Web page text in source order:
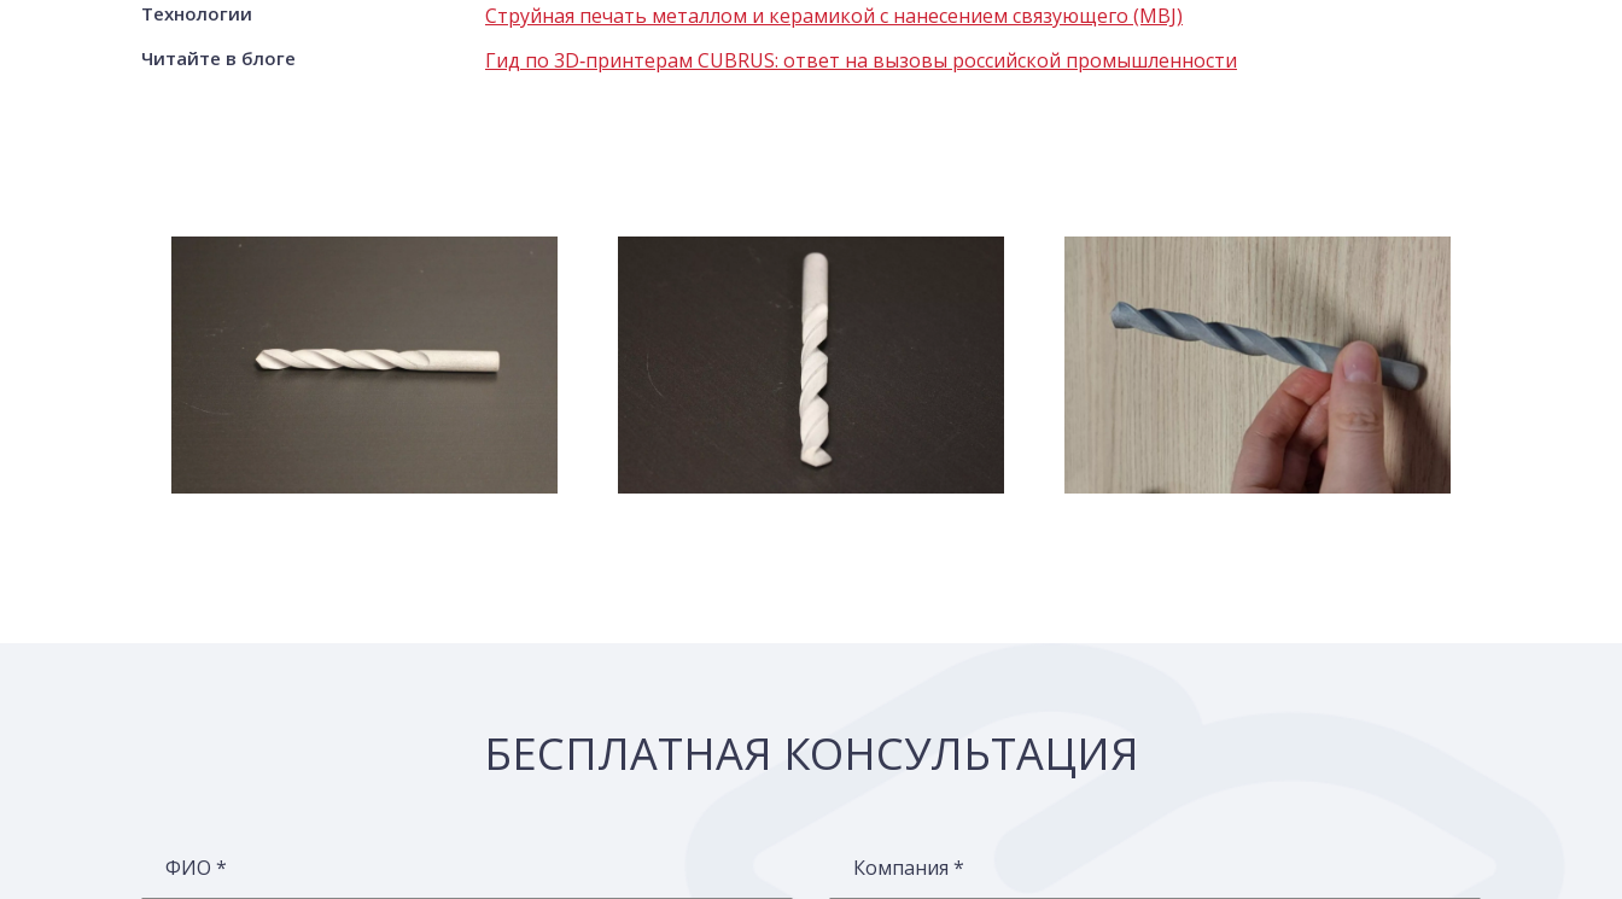
Технологии Струйная печать металлом и керамикой с нанесением связующего (MBJ)
Читайте в блоге Гид по 3D‑принтерам CUBRUS: ответ на вызовы российской промышленности
БЕСПЛАТНАЯ КОНСУЛЬТАЦИЯ
ФИО * Компания *